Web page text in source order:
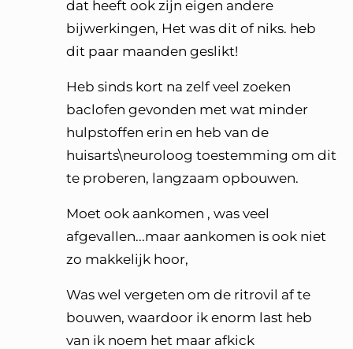
dat heeft ook zijn eigen andere
bijwerkingen, Het was dit of niks. heb
dit paar maanden geslikt!
Heb sinds kort na zelf veel zoeken
baclofen gevonden met wat minder
hulpstoffen erin en heb van de
huisarts\neuroloog toestemming om dit
te proberen, langzaam opbouwen.
Moet ook aankomen , was veel
afgevallen...maar aankomen is ook niet
zo makkelijk hoor,
Was wel vergeten om de ritrovil af te
bouwen, waardoor ik enorm last heb
van ik noem het maar afkick